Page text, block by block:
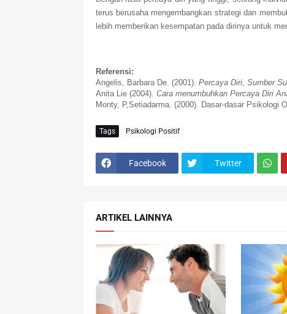
terus berusaha mengembangkan strategi dan
lebih memberikan kesempatan pada dirinya untuk
Referensi:
Angelis, Barbara De. (2001). Percaya Diri, Sumber
Anita Lie (2004). Cara menumbuhkan Percaya Diri
Monty, P,Setiadarma. (2000). Dasar-dasar Psikologi
Tags Psikologi Positif
Facebook Twitter
ARTIKEL LAINNYA